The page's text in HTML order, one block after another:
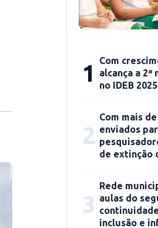
1
Com
alcança a
no IDEB 2025
2
Com mais
enviados
de extinção
3
Rede
aulas do
inclusão e